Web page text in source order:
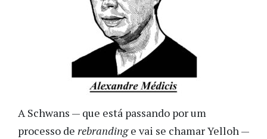
A Schwans — que está passando por um
processo de rebrandinge vai se chamar Yelloh —